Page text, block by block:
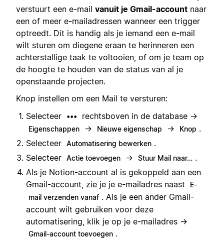
verstuurt een e-mail vanuit je Gmail-account naar
een of meer e-mailadressen wanneer een trigger
optreedt. Dit is handig als je iemand een e-mail
wilt sturen om diegene eraan te herinneren een
achterstallige taak te voltooien, of om je team op
de hoogte te houden van de status van al je
openstaande projecten.
Knop instellen om een Mail te versturen:
Selecteer
••• rechtsboven in de database →
Eigenschappen → Nieuwe eigenschap → Knop .
Selecteer Automatisering bewerken .
Selecteer Actie toevoegen → Stuur Mail naar… .
Als je Notion-account al is gekoppeld aan een
Gmail-account, zie je je e-mailadres naast
E-
mail verzenden vanaf . Als je een ander Gmail-
account wilt gebruiken voor deze
automatisering, klik je op je e-mailadres →
Gmail-account toevoegen .